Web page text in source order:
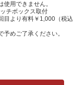
用できません。
チボックス取付
より有料￥1,000（税込
めご了承ください。